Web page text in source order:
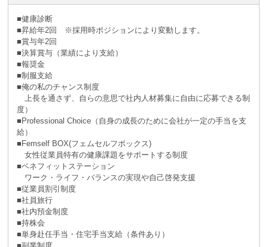
■健康診断
■昇給年2回 ※採⽤時ポジションにより変動します。
■賞与年2回
■決算賞与（業績により⽀給）
■報奨⾦
■制服支給
■俺の私のチャンス制度
上長を通さず、自らの意思で社内人材募集に自由に応募できる制
度）
■Professional Choice（自身の成長のために会社が⼀定の手当を支
給）
■Femself BOX(フェムセルフボックス)
女性従業員特有の健康課題をサポートする制度
■ベネフィットステーション
ワーク・ライフ・バランスの実現や自己啓発支援
■従業員割引制度
■社員旅⾏
■社内預⾦制度
■持株会
■単身赴任手当・住宅手当支給（条件あり）